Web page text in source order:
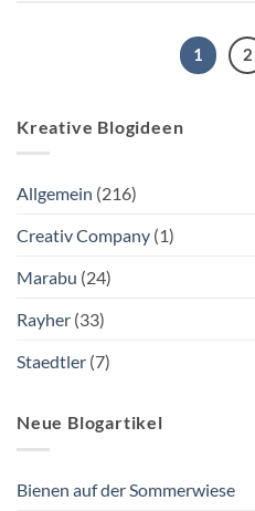
1 2
Kreative Blogideen
Allgemein (216)
Creativ Company (1)
Marabu (24)
Rayher (33)
Staedtler (7)
Neue Blogartikel
Bienen auf der Sommerwiese